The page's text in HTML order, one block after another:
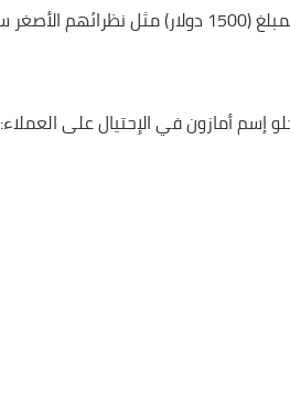
الفيدرالية.
أمازون في الإحتيال على العملاء: